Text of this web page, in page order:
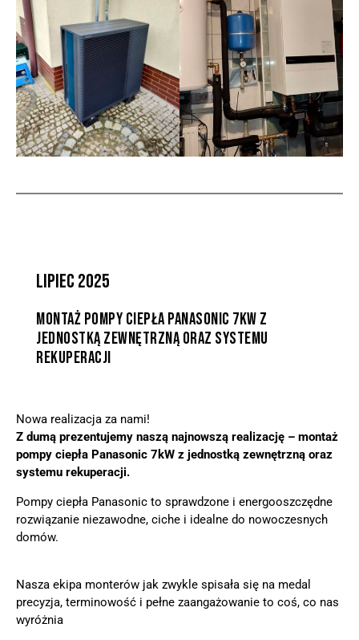
LIPIEC 2025
MONTAŻ POMPY CIEPŁA PANASONIC 7KW Z
JEDNOSTKĄ ZEWNĘTRZNĄ ORAZ SYSTEMU
REKUPERACJI
Nowa realizacja za nami!
Z dumą prezentujemy naszą najnowszą realizację – montaż
pompy ciepła Panasonic 7kW z jednostką zewnętrzną oraz
systemu rekuperacji.
Pompy ciepła Panasonic to sprawdzone i energooszczędne
rozwiązanie niezawodne, ciche i idealne do nowoczesnych
domów.
Nasza ekipa monterów jak zwykle spisała się na medal
precyzja, terminowość i pełne zaangażowanie to coś, co nas
wyróżnia